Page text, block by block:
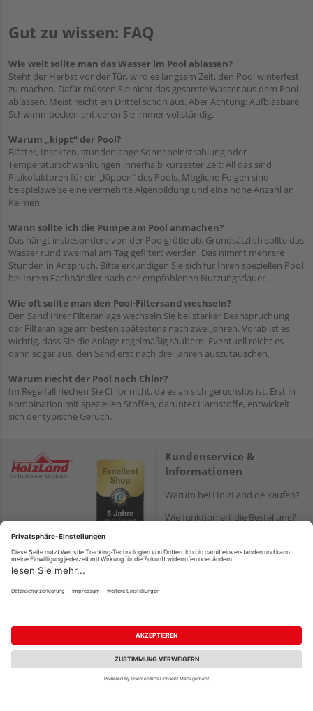
Gut zu wissen: FAQ
Wie weit sollte man das Wasser im Pool ablassen?
Steht der Herbst vor der Tür, wird es langsam Zeit, den Pool winterfest
zu machen. Dafür müssen Sie nicht das gesamte Wasser aus dem Pool
ablassen. Meist reicht ein Drittel schon aus. Aber Achtung: Aufblasbare
Schwimmbecken entleeren Sie immer vollständig.
Warum „kippt“ der Pool?
Blätter, Insekten, stundenlange Sonneneinstrahlung oder
Temperaturschwankungen innerhalb kürzester Zeit: All das sind
Risikofaktoren für ein „Kippen“ des Pools. Mögliche Folgen sind
beispielsweise eine vermehrte Algenbildung und eine hohe Anzahl an
Keimen.
Wann sollte ich die Pumpe am Pool anmachen?
Das hängt insbesondere von der Poolgröße ab. Grundsätzlich sollte das
Wasser rund zweimal am Tag gefiltert werden. Das nimmt mehrere
Stunden in Anspruch. Bitte erkundigen Sie sich für Ihren speziellen Pool
bei Ihrem Fachhändler nach der empfohlenen Nutzungsdauer.
Wie oft sollte man den Pool-Filtersand wechseln?
Den Sand Ihrer Filteranlage wechseln Sie bei starker Beanspruchung
der Filteranlage am besten spätestens nach zwei Jahren. Vorab ist es
wichtig, dass Sie die Anlage regelmäßig säubern. Eventuell reicht es
dann sogar aus, den Sand erst nach drei Jahren auszutauschen.
Warum riecht der Pool nach Chlor?
Im Regelfall riechen Sie Chlor nicht, da es an sich geruchslos ist. Erst in
Kombination mit speziellen Stoffen, darunter Harnstoffe, entwickelt
sich der typische Geruch.
Kundenservice &
Informationen
Warum bei HolzLand.de kaufen?
Wie funktioniert die Bestellung?
Versand und Lieferung
HQ-Produkte:
Montageanleitungen
Die HolzLand-Kooperation